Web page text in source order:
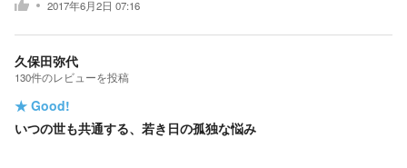
2017年6月2日 07:16
久保田弥代
130件のレビューを投稿
★ Good!
いつの世も共通する、若き日の孤独な悩み